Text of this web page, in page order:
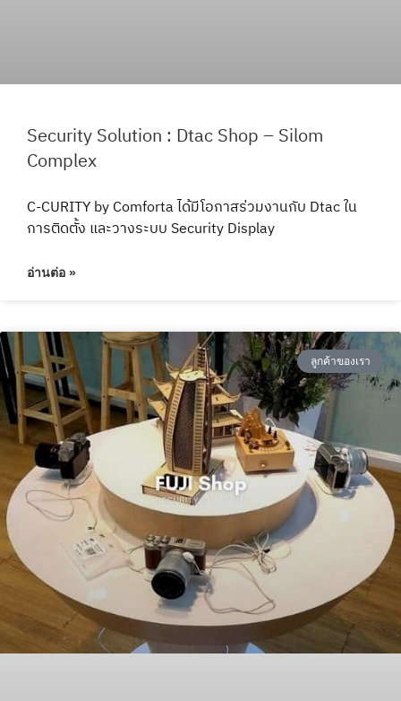
Security Solution : Dtac Shop – Silom
Complex
C-CURITY by Comforta ได้มีโอกาสร่วมงานกับ Dtac ใน
การติดตั้ง และวางระบบ Security Display
อ่านต่อ »
ลูกค้าของเรา